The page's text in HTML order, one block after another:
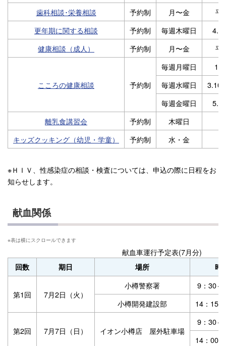
歯科相談･栄養相談
予約制 月〜金
平
更年期に関する相談
予約制 毎週木曜日
健康相談（成人）
予約制 月〜金 平
こころの健康相談 予約制
毎週月曜日
毎週水曜日
毎週金曜日
離乳食講習会
予約制 木曜日
キッズクッキング（幼児・学童）
予約制 水・金
※ＨＩＶ、性感染症の相談・検査については、申込の際に日程をお
知らせします。
献血関係
献血車運行予定表(7月分)
回数 期日 場所 時
第1回 7月2日（火）
小樽警察署
9：30～
小樽開発建設部
14：15
第2回 7月7日（日） イオン小樽店 屋外駐車場
9：30～
14：00